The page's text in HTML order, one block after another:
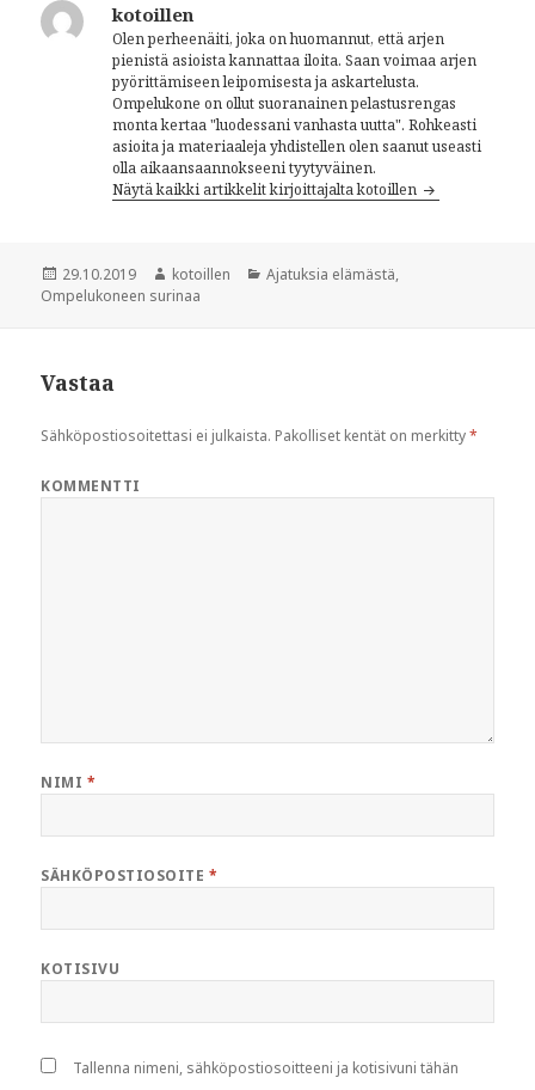
kotoillen
Olen perheenäiti, joka on huomannut, että arjen
pienistä asioista kannattaa iloita. Saan voimaa arjen
pyörittämiseen leipomisesta ja askartelusta.
Ompelukone on ollut suoranainen pelastusrengas
monta kertaa "luodessani vanhasta uutta". Rohkeasti
asioita ja materiaaleja yhdistellen olen saanut useasti
olla aikaansaannokseeni tyytyväinen.
Näytä kaikki artikkelit kirjoittajalta kotoillen
Julkaistu
29.10.2019 Kirjoittaja
kotoillen Kategoriat
Ajatuksia elämästä,
Ompelukoneen surinaa
Vastaa
Sähköpostiosoitettasi ei julkaista. Pakolliset kentät on merkitty*
KOMMENTTI
NIMI *
SÄHKÖPOSTIOSOITE *
KOTISIVU
Tallenna nimeni, sähköpostiosoitteeni ja kotisivuni tähän